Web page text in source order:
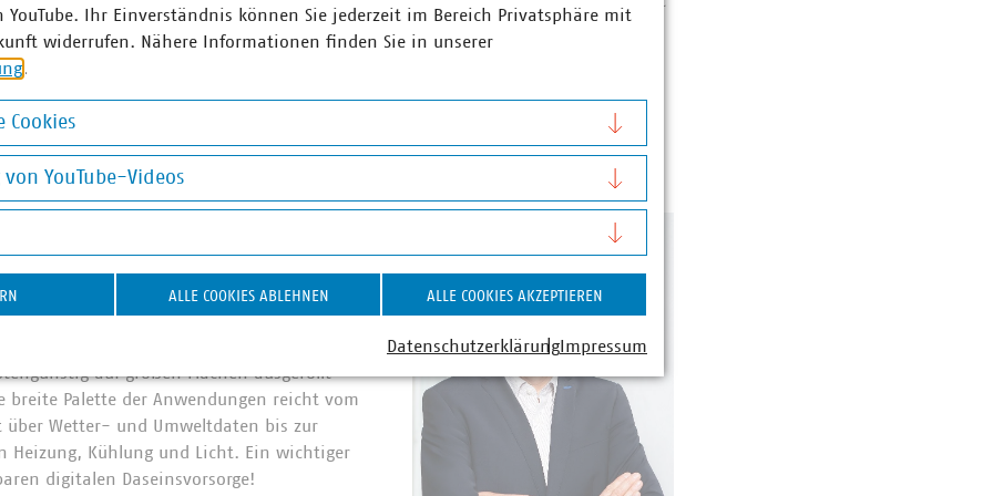
am See hat bereits mit anderen Stadtwerken Partnerschaften in diesem Bereich
entwickelten Produkte getauscht werden.
Jury
Wirtschaft & Politik (Leitung), Zeitung
(ZfK):
LoRa-Funknetzes schaffen die
Basis für eine ebenso vielfältig einsatzbare
digitale Infrastruktur. Die Technologie hat
auf großen Flächen ausgerollt
breite Palette der Anwendungen reicht vom
über Wetter- und Umweltdaten bis zur
Heizung, Kühlung und Licht. Ein wichtiger
digitalen Daseinsvorsorge!
YouTube. Ihr Einverständnis können Sie jederzeit im Bereich Privatsphäre mit
widerrufen. Nähere Informationen finden Sie in unserer
.
Cookies
von YouTube-Videos
YouTube-Videos
ALLE COOKIES ABLEHNEN ALLE COOKIES AKZEPTIEREN
Datenschutzerklärung Impressum